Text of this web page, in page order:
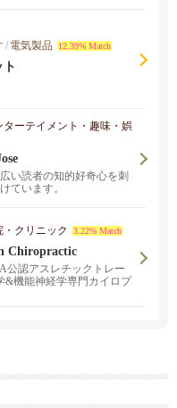
/ 電気製品 12.39% Match
ターテイメント・趣味・娯
い読者の知的好奇心を刺
ています。
・クリニック 3.22% Match
Chiropractic
公認アスレチックトレー
&機能神経学専門カイロプ